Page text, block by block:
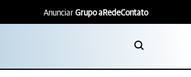
Anunciar Grupo aRedeContato